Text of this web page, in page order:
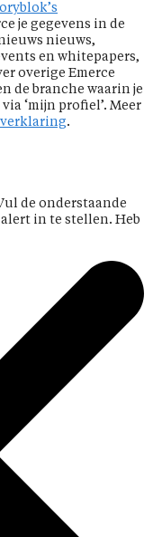
je gegevens in de
nieuws,
en whitepapers,
overige Emerce
de branche waarin je
‘mijn profiel’. Meer
.
de onderstaande
in te stellen. Heb